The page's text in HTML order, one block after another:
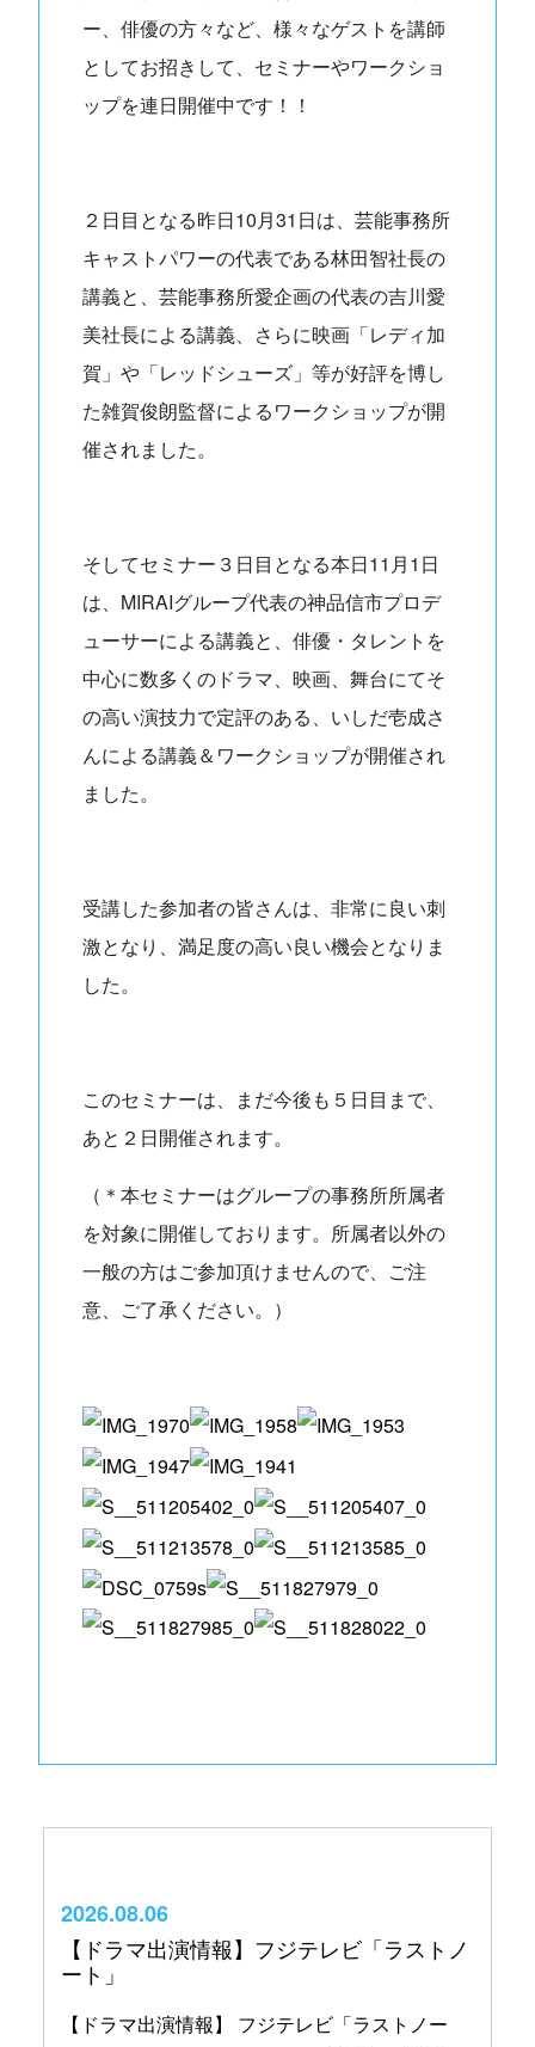
ー、俳優の方々など、様々なゲストを講師
としてお招きして、セミナーやワークショ
ップを連日開催中です！！
２日目となる昨日10月31日は、芸能事務所
キャストパワーの代表である林田智社長の
講義と、芸能事務所愛企画の代表の吉川愛
美社長による講義、さらに映画「レディ加
賀」や「レッドシューズ」等が好評を博し
た雑賀俊朗監督によるワークショップが開
催されました。
そしてセミナー３日目となる本日11月1日
は、MIRAIグループ代表の神品信市プロデ
ューサーによる講義と、俳優・タレントを
中心に数多くのドラマ、映画、舞台にてそ
の高い演技力で定評のある、いしだ壱成さ
んによる講義＆ワークショップが開催され
ました。
受講した参加者の皆さんは、非常に良い刺
激となり、満足度の高い良い機会となりま
した。
このセミナーは、まだ今後も５日目まで、
あと２日開催されます。
（＊本セミナーはグループの事務所所属者
を対象に開催しております。所属者以外の
一般の方はご参加頂けませんので、ご注
意、ご了承ください。）
2026.08.06
【ドラマ出演情報】フジテレビ「ラストノ
ート」
【ドラマ出演情報】 フジテレビ「ラストノー